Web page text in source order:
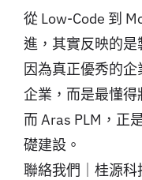
從 Low-Code 到
進，其實反映的是
因為真正優秀的
企業，而是最懂得
而 Aras PLM，正
礎建設。
聯絡我們｜桂源科